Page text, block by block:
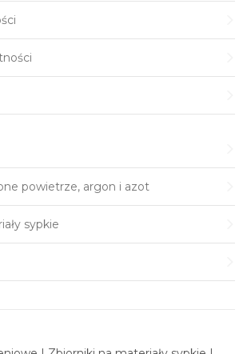
powietrze, argon i azot
sypkie